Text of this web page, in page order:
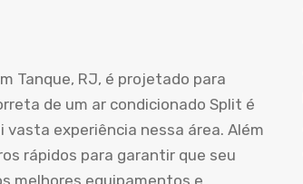
Tanque, RJ, é projetado para
de um ar condicionado Split é
experiência nessa área. Além
rápidos para garantir que seu
melhores equipamentos e